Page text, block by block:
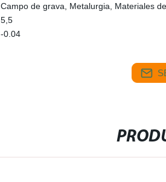
Campo de grava, Metalurgia, Materiales
5,5
-0.04